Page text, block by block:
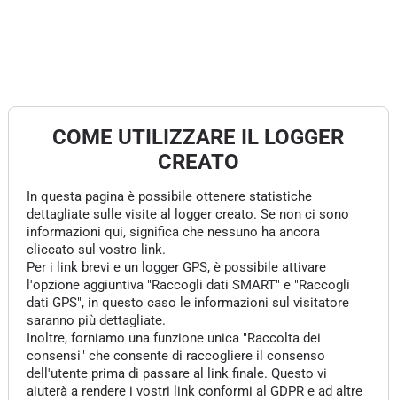
COME UTILIZZARE IL LOGGER
CREATO
In questa pagina è possibile ottenere statistiche
dettagliate sulle visite al logger creato. Se non ci sono
informazioni qui, significa che nessuno ha ancora
cliccato sul vostro link.
Per i link brevi e un logger GPS, è possibile attivare
l'opzione aggiuntiva "Raccogli dati SMART" e "Raccogli
dati GPS", in questo caso le informazioni sul visitatore
saranno più dettagliate.
Inoltre, forniamo una funzione unica "Raccolta dei
consensi" che consente di raccogliere il consenso
dell'utente prima di passare al link finale. Questo vi
aiuterà a rendere i vostri link conformi al GDPR e ad altre